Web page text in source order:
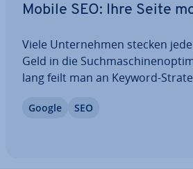
Mobile SEO: Ihre Seite
Viele Un­ter­neh­men stecken
Geld in die
lang feilt man an Keyword-
Doch es geschieht – nichts. Das
Google SEO